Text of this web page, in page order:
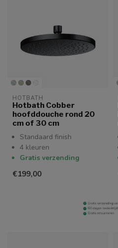
HOTBATH
Hotbath Cobber
hoofddouche rond 20
cm of 30 cm
Standaard finish
4 kleuren
Gratis verzending
€199,00